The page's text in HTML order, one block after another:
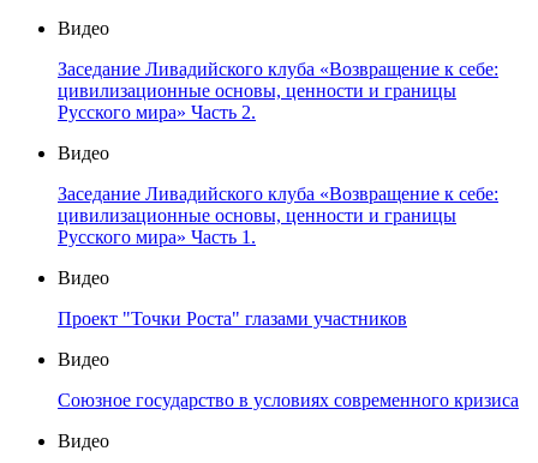
Видео
Заседание Ливадийского клуба «Возвращение к себе:
цивилизационные основы, ценности и границы
Русского мира» Часть 2.
Видео
Заседание Ливадийского клуба «Возвращение к себе:
цивилизационные основы, ценности и границы
Русского мира» Часть 1.
Видео
Проект "Точки Роста" глазами участников
Видео
Союзное государство в условиях современного кризиса
Видео